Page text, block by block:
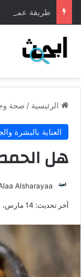
طريقة عمل
الرئيسية / صحة
العناية بالبشرة
هل
Alsharayaa
آخر تحديث: 14 مارس، 2024